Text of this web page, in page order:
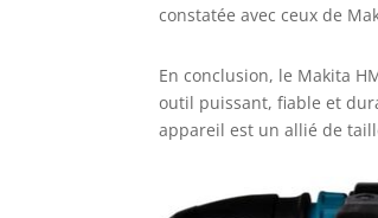
constatée avec ceux de
En conclusion, le Makita
outil puissant, fiable et
appareil est un allié de